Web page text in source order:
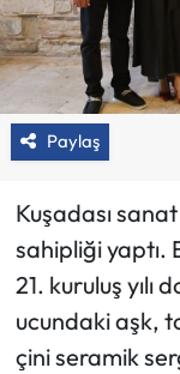
Paylaş
Kuşadası
sahipliği yaptı.
21. kuruluş yılı
ucundaki aşk,
çini seramik